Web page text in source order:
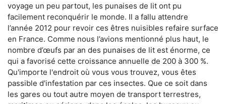
voyage un peu partout, les punaises de lit ont pu
facilement reconquérir le monde. Il a fallu attendre
l’année 2012 pour revoir ces êtres nuisibles refaire surface
en France. Comme nous l’avions mentionné plus haut, le
nombre d’œufs par an des punaises de lit est énorme, ce
qui a favorisé cette croissance annuelle de 200 à 300 %.
Qu'importe l'endroit où vous vous trouvez, vous êtes
passible d'infestation par ces insectes. Que ce soit dans
les gares ou tout autre moyen de transport terrestres,